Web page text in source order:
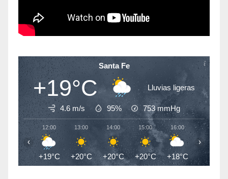
Santa Fe
+19°C Lluvias ligeras
4.6 m/s 95% 753mmHg
12:00
+19°C
13:00
+20°C
14:00
+20°C
15:00
+20°C
16:00
+18°C
17:00
+15°C
‹ ›